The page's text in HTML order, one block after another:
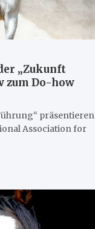
„Zukunft
zum Do-how
präsentieren
Association for